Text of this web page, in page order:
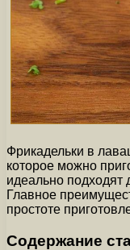
Фрикадельки в
которое можно
идеально подходят
Главное
простоте
Содержание